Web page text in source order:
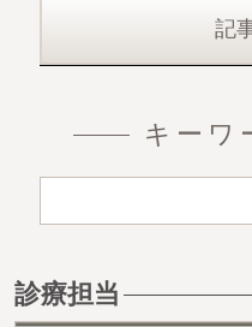
記
キーワ
診療担当